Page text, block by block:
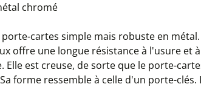
chromé
cartes simple mais robuste en
offre une longue résistance à l'usure et
Elle est creuse, de sorte que le porte-
forme ressemble à celle d'un porte-